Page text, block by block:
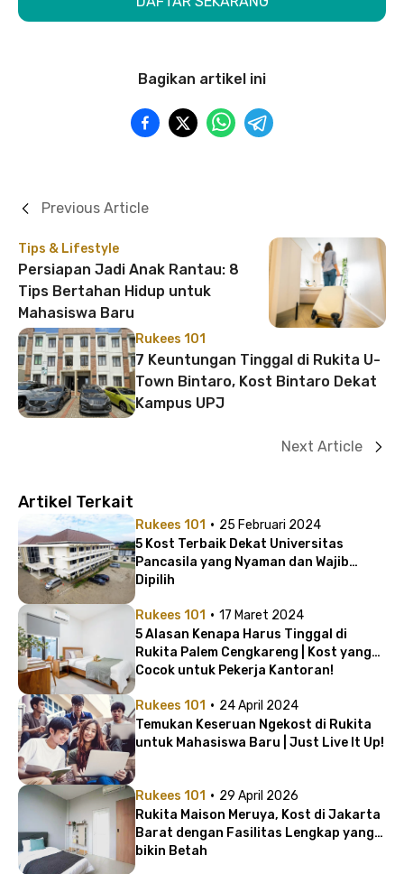
Bagikan artikel ini
Tips & Lifestyle
Persiapan Jadi Anak Rantau: 8
Tips Bertahan Hidup untuk
Mahasiswa Baru
Previous Article
Rukees 101
7 Keuntungan Tinggal di Rukita U-
Town Bintaro, Kost Bintaro Dekat
Kampus UPJ
Next Article
Artikel Terkait
Rukees 101 · 25 Februari 2024
5 Kost Terbaik Dekat Universitas
Pancasila yang Nyaman dan Wajib
Dipilih
Rukees 101 · 17 Maret 2024
5 Alasan Kenapa Harus Tinggal di
Rukita Palem Cengkareng | Kost yang
Cocok untuk Pekerja Kantoran!
Rukees 101 · 24 April 2024
Temukan Keseruan Ngekost di Rukita
untuk Mahasiswa Baru | Just Live It Up!
Rukees 101 · 29 April 2026
Rukita Maison Meruya, Kost di Jakarta
Barat dengan Fasilitas Lengkap yang
bikin Betah